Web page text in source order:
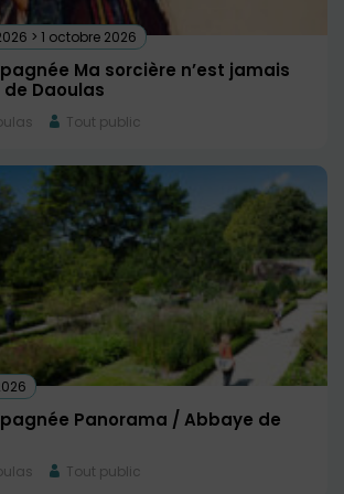
> 1 octobre 2026
Ma sorcière n’est jamais
Daoulas
Tout public
Panorama / Abbaye de
Tout public